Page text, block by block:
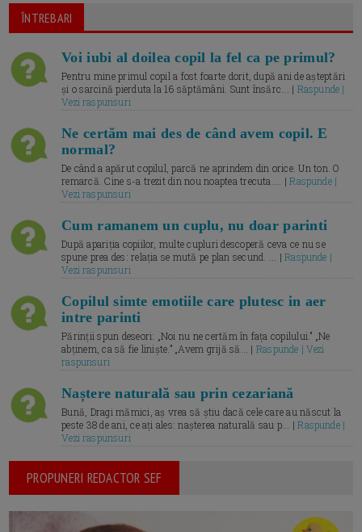
ÎNTREBARI
Voi iubi al doilea copil la fel ca pe primul?
Pentru mine primul copil a fost foarte dorit, după ani de așteptări
și o sarcină pierduta la 16 săptămâni. Sunt însărc... | Raspunde |
Vezi raspunsuri
Ne certăm mai des de când avem copil. E
normal?
De când a apărut copilul, parcă ne aprindem din orice. Un ton. O
remarcă. Cine s-a trezit din nou noaptea trecuta.... |Raspunde |
Vezi raspunsuri
Cum ramanem un cuplu, nu doar parinti
După apariția copiilor, multe cupluri descoperă ceva ce nu se
spune prea des: relația se mută pe plan secund. ... |Raspunde |
Vezi raspunsuri
Copilul simte emotiile care plutesc in aer
intre parinti
Părinții spun deseori: „Noi nu ne certăm în fața copilului.” „Ne
abținem, ca să fie liniște.” „Avem grijă să... | Raspunde | Vezi
raspunsuri
Naștere naturală sau prin cezariană
Bună, Dragi mămici, aș vrea să știu dacă cele care au născut la
peste 38 de ani, ce ați ales: nașterea naturală sau p... |Raspunde |
Vezi raspunsuri
PROPUNERI REDACTOR SEF